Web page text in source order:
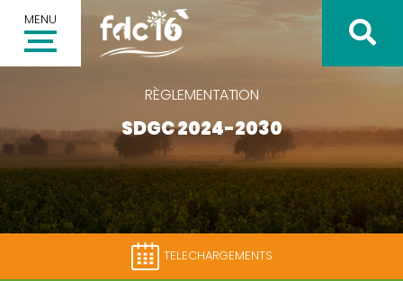
MENU
RÈGLEMENTATION
SDGC 2024-2030
TELECHARGEMENTS
Inscription à la newsletter
Votre adresse email *